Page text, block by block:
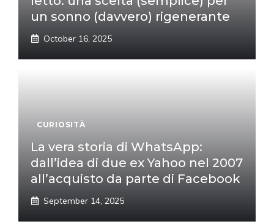
un sonno (davvero) rigenerante
October 16, 2025
CURIOSITÀ
La vera storia di WhatsApp:
dall’idea di due ex Yahoo nel 2007
all’acquisto da parte di Facebook
September 14, 2025